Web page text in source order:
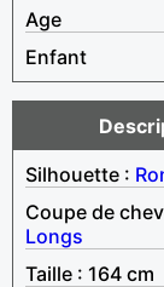
Age
Enfant
Silhouette :
Coupe de
Longs
Taille : 164 cm